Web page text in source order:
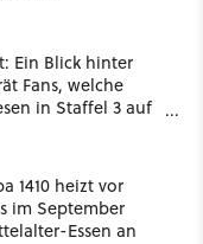
Ein Blick hinter
Fans, welche
in Staffel 3 auf
1410 heizt vor
im September
Essen an